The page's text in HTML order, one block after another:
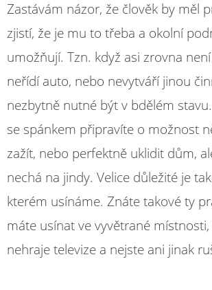
Zastávám názor, že člověk by měl
zjistí, že je mu to třeba a okolní
umožňují. Tzn. když asi zrovna
neřídí auto, nebo nevytváří jinou
nezbytně nutné být v bdělém
se spánkem připravíte o možnost
zažít, nebo perfektně uklidit dům,
nechá na jindy. Velice důležité je
kterém usínáme. Znáte takové ty
máte usínat ve vyvětrané
nehraje televize a nejste ani jinak